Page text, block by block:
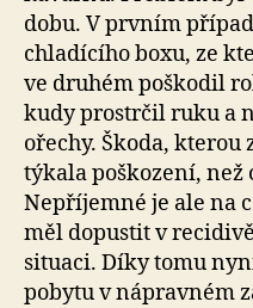
dobu. V prvním
chladícího boxu, ze
ve druhém poškodil
kudy prostrčil ruku a
ořechy. Škoda, kterou
týkala poškození, než
Nepříjemné je ale na
měl dopustit v
situaci. Díky tomu
pobytu v nápravném